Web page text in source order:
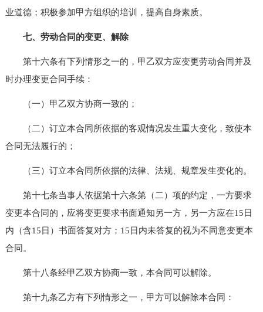
业道德；积极参加甲方组织的培训，提高自身素质。
七、劳动合同的变更、解除
第十六条有下列情形之一的，甲乙双方应变更劳动合同并及
时办理变更合同手续：
（一）甲乙双方协商一致的；
（二）订立本合同所依据的客观情况发生重大变化，致使本
合同无法履行的；
（三）订立本合同所依据的法律、法规、规章发生变化的。
第十七条当事人依据第十六条第（二）项的约定，一方要求
变更本合同的，应将变更要求书面通知另一方，另一方应在15日
内（含15日）书面答复对方；15日内未答复的视为不同意变更本
合同。
第十八条经甲乙双方协商一致，本合同可以解除。
第十九条乙方有下列情形之一，甲方可以解除本合同：